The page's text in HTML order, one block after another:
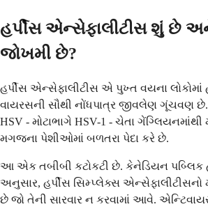
હર્પીસ એન્સેફાલીટીસ શું છે
જોખમી છે?
હર્પીસ એન્સેફાલીટીસ એ પુખ્ત વયના લોકોમાં
વાયરસની સૌથી નોંધપાત્ર જીવલેણ ગૂંચવણ
HSV - મોટાભાગે HSV-1 - ચેતા
મગજના પેશીઓમાં બળતરા પેદા કરે છે.
આ એક તબીબી કટોકટી છે. કેનેડિયન પબ્લિક
અનુસાર, હર્પીસ સિમ્પ્લેક્સ
છે જો તેની સારવાર ન કરવામાં આવે.